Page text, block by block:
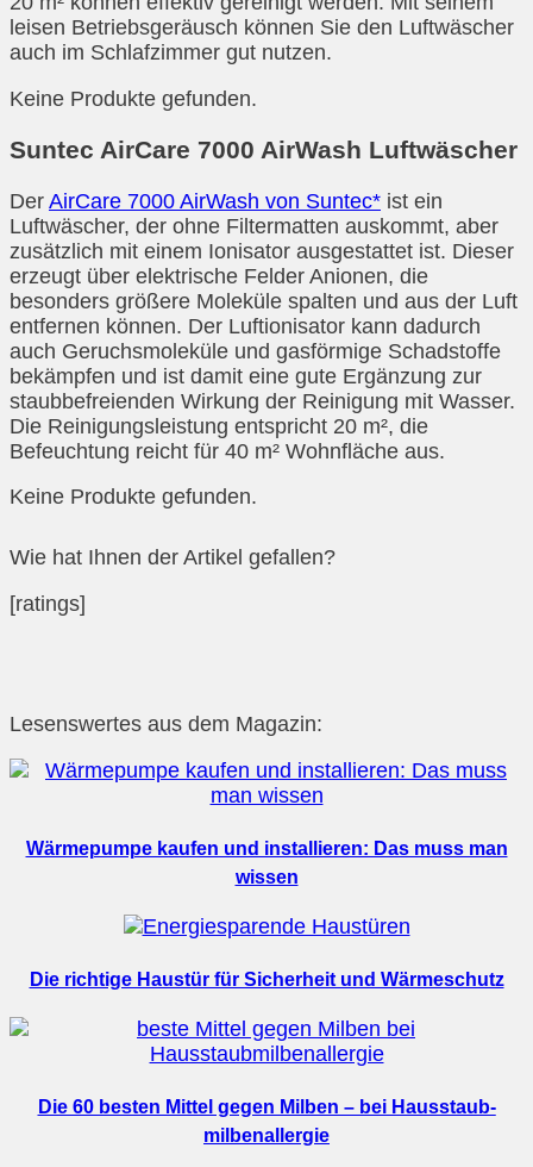
leisen Betriebsgeräusch können Sie den Luftwäscher
auch im Schlafzimmer gut nutzen.
Keine Produkte gefunden.
Suntec AirCare 7000 AirWash Luftwäscher
Der AirCare 7000 AirWash von Suntec* ist ein
Luftwäscher, der ohne Filtermatten auskommt, aber
zusätzlich mit einem Ionisator ausgestattet ist. Dieser
erzeugt über elektrische Felder Anionen, die
besonders größere Moleküle spalten und aus der Luft
entfernen können. Der Luftionisator kann dadurch
auch Geruchsmoleküle und gasförmige Schadstoffe
bekämpfen und ist damit eine gute Ergänzung zur
staubbefreienden Wirkung der Reinigung mit Wasser.
Die Reinigungsleistung entspricht 20 m², die
Befeuchtung reicht für 40 m² Wohnfläche aus.
Keine Produkte gefunden.
Wie hat Ihnen der Artikel gefallen?
[ratings]
Lesenswertes aus dem Magazin:
Wärmepumpe kaufen und installieren: Das muss man
wissen
Die richtige Haustür für Sicherheit und Wärmeschutz
Die 60 besten Mittel gegen Milben – bei Hausstaub­
milbenallergie